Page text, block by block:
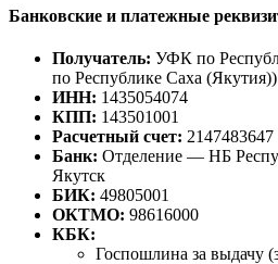
Банковские и платежные
Получатель: УФК по
по Республике Саха
ИНН: 1435054074
КПП: 143501001
Расчетный счет: 2147483647
Банк: Отделение — НБ
Якутск
БИК: 49805001
ОКТМО: 98616000
КБК:
Госпошлина за выдачу